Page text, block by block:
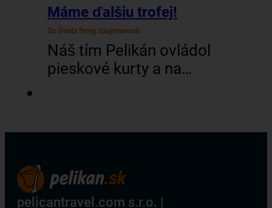
Máme ďalšiu trofej!
Zo života firmy, Zaujímavosti
Náš tím Pelikán ovládol
pieskové kurty a na
konkurencii 12-tich tímov
naši kolegovia predviedli
pelicantravel.com s.r.o. |